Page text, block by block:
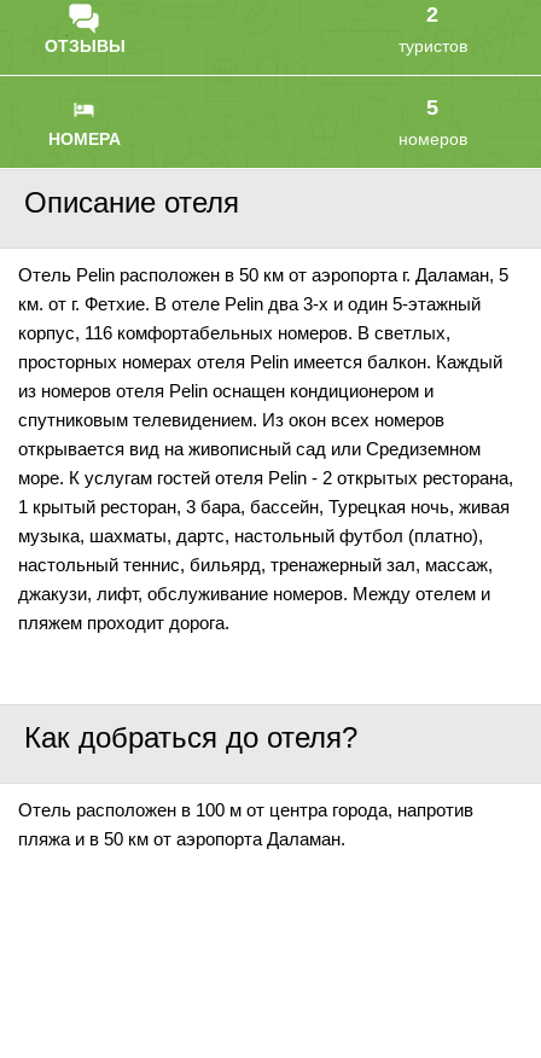
ОТЗЫВЫ
2
туристов
НОМЕРА
5
номеров
Описание отеля
Отель Pelin расположен в 50 км от аэропорта г. Даламан, 5
км. от г. Фетхие. В отеле Pelin два 3-х и один 5-этажный
корпус, 116 комфортабельных номеров. В светлых,
просторных номерах отеля Pelin имеется балкон. Каждый
из номеров отеля Pelin оснащен кондиционером и
спутниковым телевидением. Из окон всех номеров
открывается вид на живописный сад или Средиземном
море. К услугам гостей отеля Pelin - 2 открытых ресторана,
1 крытый ресторан, 3 бара, бассейн, Турецкая ночь, живая
музыка, шахматы, дартc, настольный футбол (платно),
настольный теннис, бильярд, тренажерный зал, массаж,
джакузи, лифт, обслуживание номеров. Между отелем и
пляжем проходит дорога.
Как добраться до отеля?
Отель расположен в 100 м от центра города, напротив
пляжа и в 50 км от аэропорта Даламан.